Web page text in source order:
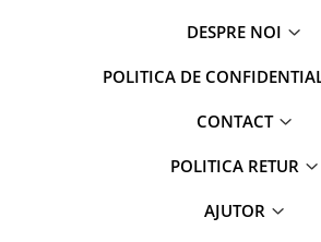
DESPRE NOI
POLITICA DE
CONTACT
POLITICA RETUR
AJUTOR